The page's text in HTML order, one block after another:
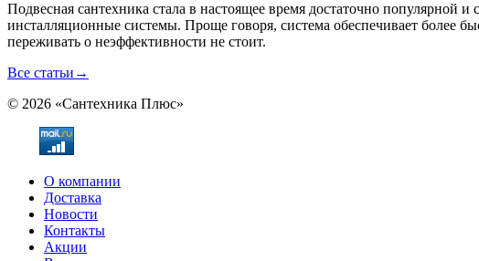
Подвесная сантехника стала в настоящее время достаточно
инсталляционные системы. Проще говоря, система обеспечивает более
переживать о неэффективности не стоит.
Все статьи →
© 2026 «Сантехника Плюс»
О компании
Доставка
Новости
Контакты
Акции